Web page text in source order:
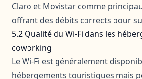
Claro et Movistar comme
offrant des débits corrects pour
5.2 Qualité du Wi‑Fi dans les
coworking
Le Wi-Fi est généralement
hébergements touristiques mais